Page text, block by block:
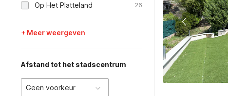
Op Het Platteland 26
+ Meer weergeven
Afstand tot het stadscentrum
Geen voorkeur